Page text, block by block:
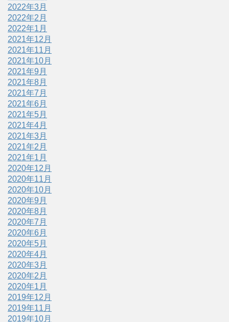
2022年3月
2022年2月
2022年1月
2021年12月
2021年11月
2021年10月
2021年9月
2021年8月
2021年7月
2021年6月
2021年5月
2021年4月
2021年3月
2021年2月
2021年1月
2020年12月
2020年11月
2020年10月
2020年9月
2020年8月
2020年7月
2020年6月
2020年5月
2020年4月
2020年3月
2020年2月
2020年1月
2019年12月
2019年11月
2019年10月